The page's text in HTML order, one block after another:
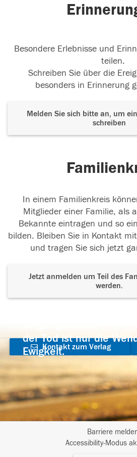
Besondere Erlebnisse und
teilen.
Schreiben Sie über die
besonders in Erinnerung
Melden Sie sich bitte an, um
schreiben
In einem Familienkreis
Mitglieder einer Familie, als
Bekannte eintragen und so
bilden. Bleiben Sie in Kontakt
und tragen Sie sich jetzt
Jetzt anmelden um Teil des
werden.
der Tod ist nur die
Ewigkeit.
Kontakt zum Verlag
aufnehmen
Barriere
Accessibility-Modus